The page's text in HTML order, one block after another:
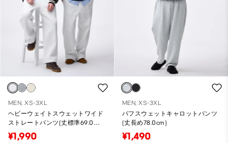
MEN, XS-3XL
ヘビーウェイトスウェットワイド
ストレートパンツ(丈標準69.0～
73.0cm)
¥1,990
MEN, XS-3XL
パフスウェットキャロットパンツ
(丈長め78.0cm)
¥1,490